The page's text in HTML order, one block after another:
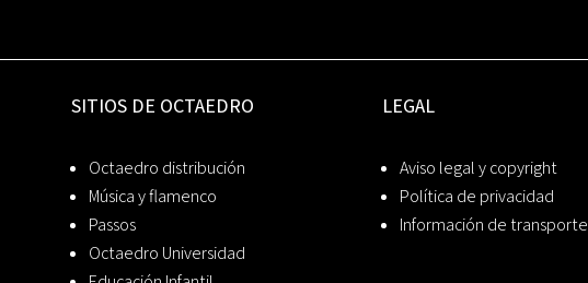
SITIOS DE OCTAEDRO
Octaedro distribución
Música y flamenco
Passos
Octaedro Universidad
LEGAL
Aviso legal y copyright
Política de privacidad
Información de transporte